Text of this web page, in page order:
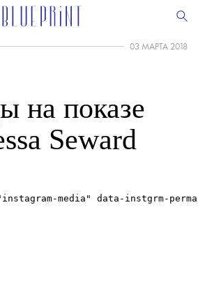
03 МАРТА 2018
на показе
Seward
media" data-instgrm-